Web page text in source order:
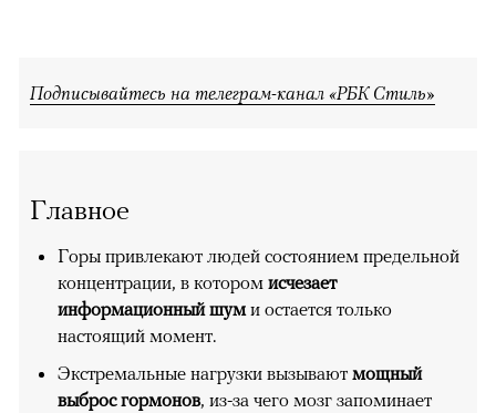
Подписывайтесь на телеграм-канал «РБК Стиль»
Главное
Горы привлекают людей состоянием предельной
концентрации, в котором исчезает
информационный шум и остается только
настоящий момент.
Экстремальные нагрузки вызывают мощный
выброс гормонов, из-за чего мозг запоминает